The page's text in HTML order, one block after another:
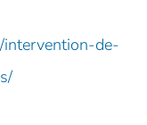
intervention-de-